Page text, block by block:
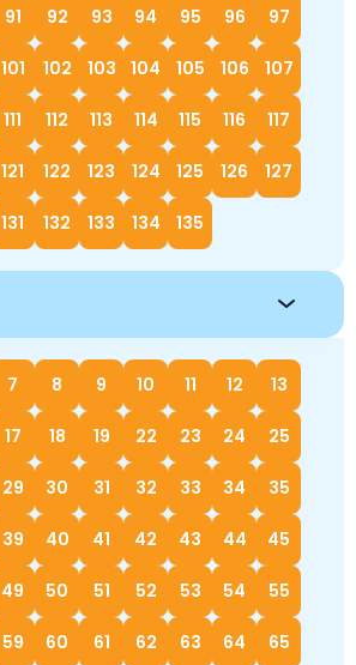
91 92 93 94 95 96 97
101 102 103 104 105 106 107
111 112 113 114 115 116 117
121 122 123 124 125 126 127
131 132 133 134 135
7 8 9 10 11 12 13
17 18 19 22 23 24 25
29 30 31 32 33 34 35
39 40 41 42 43 44 45
49 50 51 52 53 54 55
59 60 61 62 63 64 65